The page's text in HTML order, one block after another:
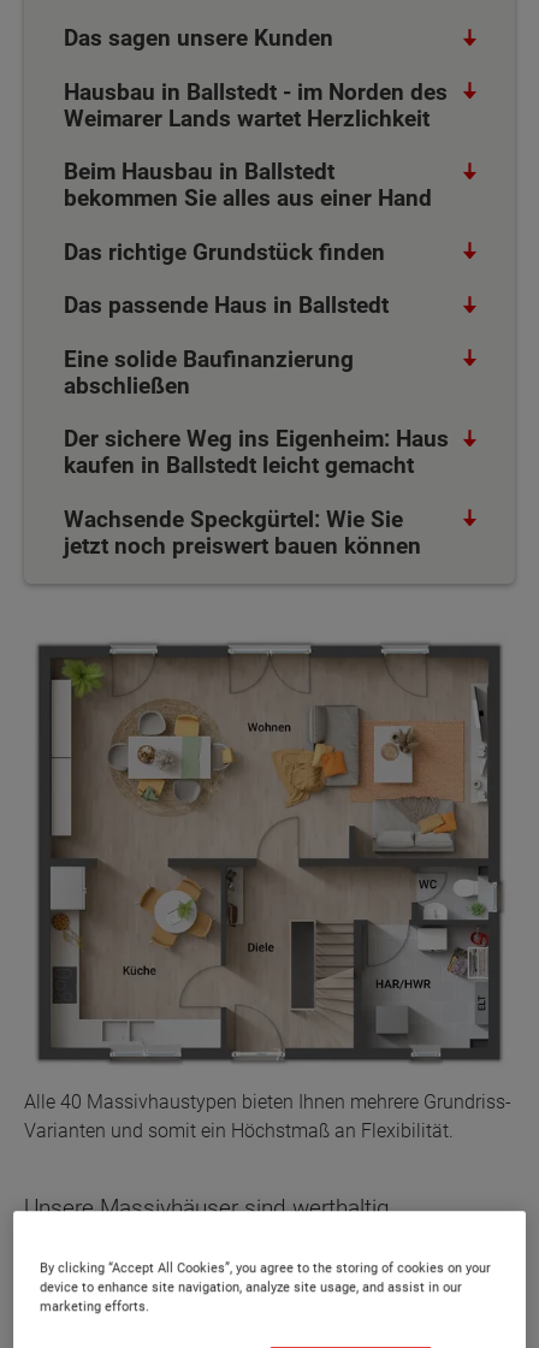
Das sagen unsere Kunden
Hausbau in Ballstedt - im Norden des
Weimarer Lands wartet Herzlichkeit
Beim Hausbau in Ballstedt
bekommen Sie alles aus einer Hand
Das richtige Grundstück finden
Das passende Haus in Ballstedt
Eine solide Baufinanzierung
abschließen
Der sichere Weg ins Eigenheim: Haus
kaufen in Ballstedt leicht gemacht
Wachsende Speckgürtel: Wie Sie
jetzt noch preiswert bauen können
Alle 40 Massivhaustypen bieten Ihnen mehrere Grundriss-
Varianten und somit ein Höchstmaß an Flexibilität.
Unsere Massivhäuser sind werthaltig,
jede Lebenssituation anpassbar. Eine große
Ausstattungsvielfalt der Häuser sorgt dabei für
By clicking “Accept All Cookies”, you agree to the storing of cookies on your
device to enhance site navigation, analyze site usage, and assist in our
marketing efforts.